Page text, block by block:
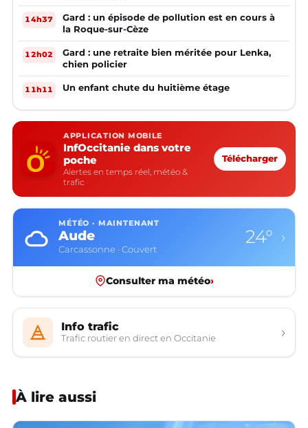
14h37
Gard : un épisode de pollution est en cours à
la Roque-sur-Cèze
12h02
Gard : une retraite bien méritée pour Lenka,
chien policier
11h11 Un enfant chute du huitième étage
APPLICATION MOBILE
InfOccitanie dans votre
poche
Alertes en temps réel, météo &
trafic
Télécharger
MÉTÉO · MAINTENANT
Aude
Carcassonne · Couvert
24° ›
Consulter ma météo›
Info trafic
Trafic routier en direct en Occitanie ›
À lire aussi